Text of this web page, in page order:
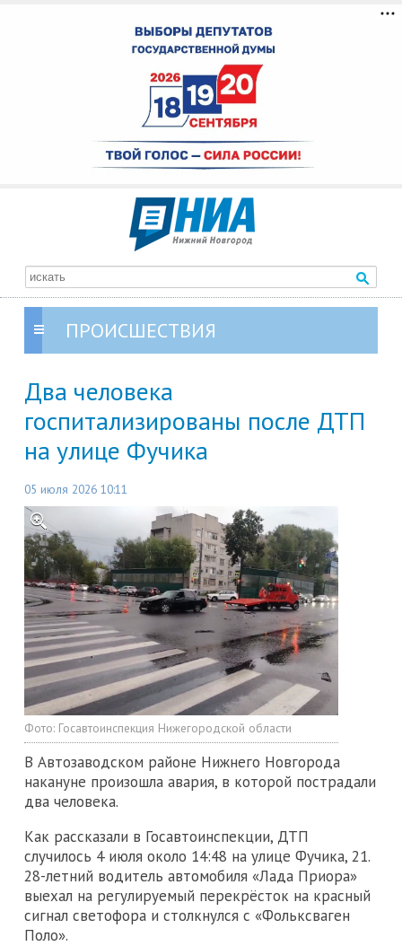
ПРОИСШЕСТВИЯ
Два человека
госпитализированы после ДТП
на улице Фучика
05 июля 2026 10:11
Фото: Госавтоинспекция Нижегородской области
В Автозаводском районе Нижнего Новгорода
накануне произошла авария, в которой пострадали
два человека.
Как рассказали в Госавтоинспекции, ДТП
случилось 4 июля около 14:48 на улице Фучика, 21.
28-летний водитель автомобиля «Лада Приора»
выехал на регулируемый перекрёсток на красный
сигнал светофора и столкнулся с «Фольксваген
Поло».